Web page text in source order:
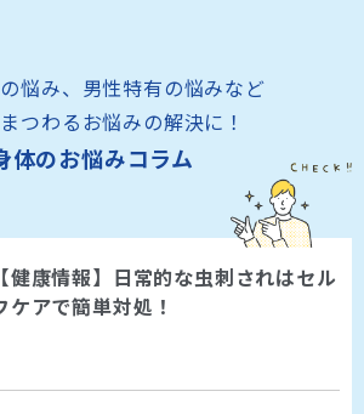
悩み、男性特有の悩みなど
つわるお悩みの解決に！
体のお悩みコラム
【健康情報】日常的な虫刺されはセル
ケアで簡単対処！